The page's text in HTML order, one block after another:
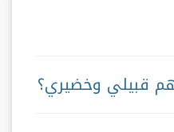
قبيلي وخضيري؟